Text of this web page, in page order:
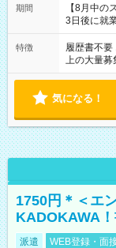
「できれ
ね。 ※Wワーク希望の方へ 今ご覧のお仕事で希望する勤務時間
と、もう1
合は応募で
期間
【8月中
3日後に就
特徴 履歴書不要
上の大量募
気になる！
1750円＊＜エ
KADOKAWA
派遣 WEB登録・面